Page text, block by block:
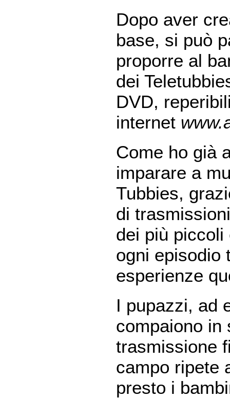
Dopo aver
base, si può
proporre al
dei
DVD,
internet
Come ho già
imparare a
Tubbies,
di
dei più
ogni episodio
esperienze
I pupazzi, ad
compaiono in
trasmissione
campo ripete
presto i